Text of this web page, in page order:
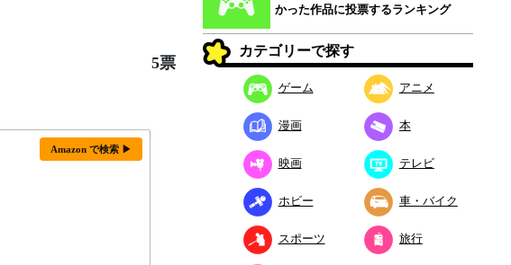
5票
Amazon で検索 ▶
かった作品に投票するランキング
カテゴリーで探す
ゲーム アニメ
漫画 本
映画 テレビ
ホビー 車・バイク
スポーツ 旅行